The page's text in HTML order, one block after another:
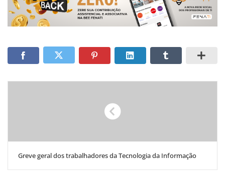
Greve geral dos trabalhadores da Tecnologia da Informação